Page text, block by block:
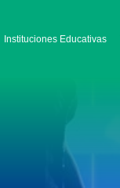
Instituciones Educativas